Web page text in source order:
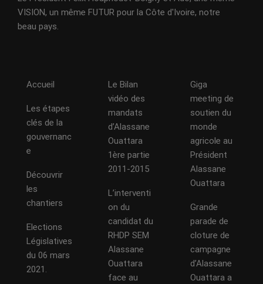
VISION, un même FUTUR pour la Côte d'Ivoire, notre
beau pays.
Accueil
Les étapes
clés de la
gouvernanc
e
Découvrir
les
chantiers
Elections
Législatives
du 06 mars
2021.
Le Bilan
vidéo des
mandats
d’Alassane
Ouattara
1ère partie
2011-2015
L’interventi
on du
candidat du
RHDP SEM
Alassane
Ouattara
face au
Giga
meeting de
soutien du
monde
agricole au
Président
Alassane
Ouattara
Grande
parade de
cloture de
campagne
d’Alassane
Ouattara a